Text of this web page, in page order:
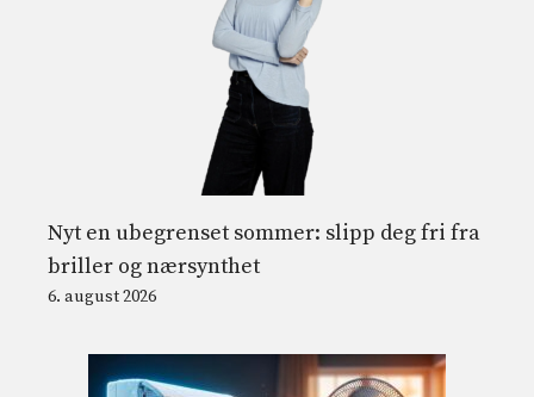
Nyt en ubegrenset sommer: slipp deg fri fra
briller og nærsynthet
6. august 2026